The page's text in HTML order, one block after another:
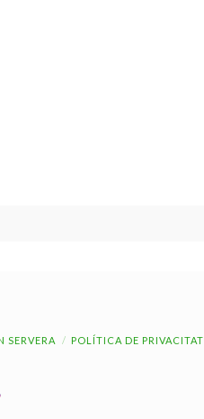
SERVERA POLÍTICA DE PRIVACITAT